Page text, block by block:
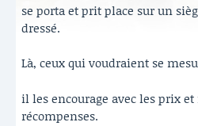
se porta et prit place sur un
dressé.
Là, ceux qui voudraient se
il les encourage avec les prix
récompenses.